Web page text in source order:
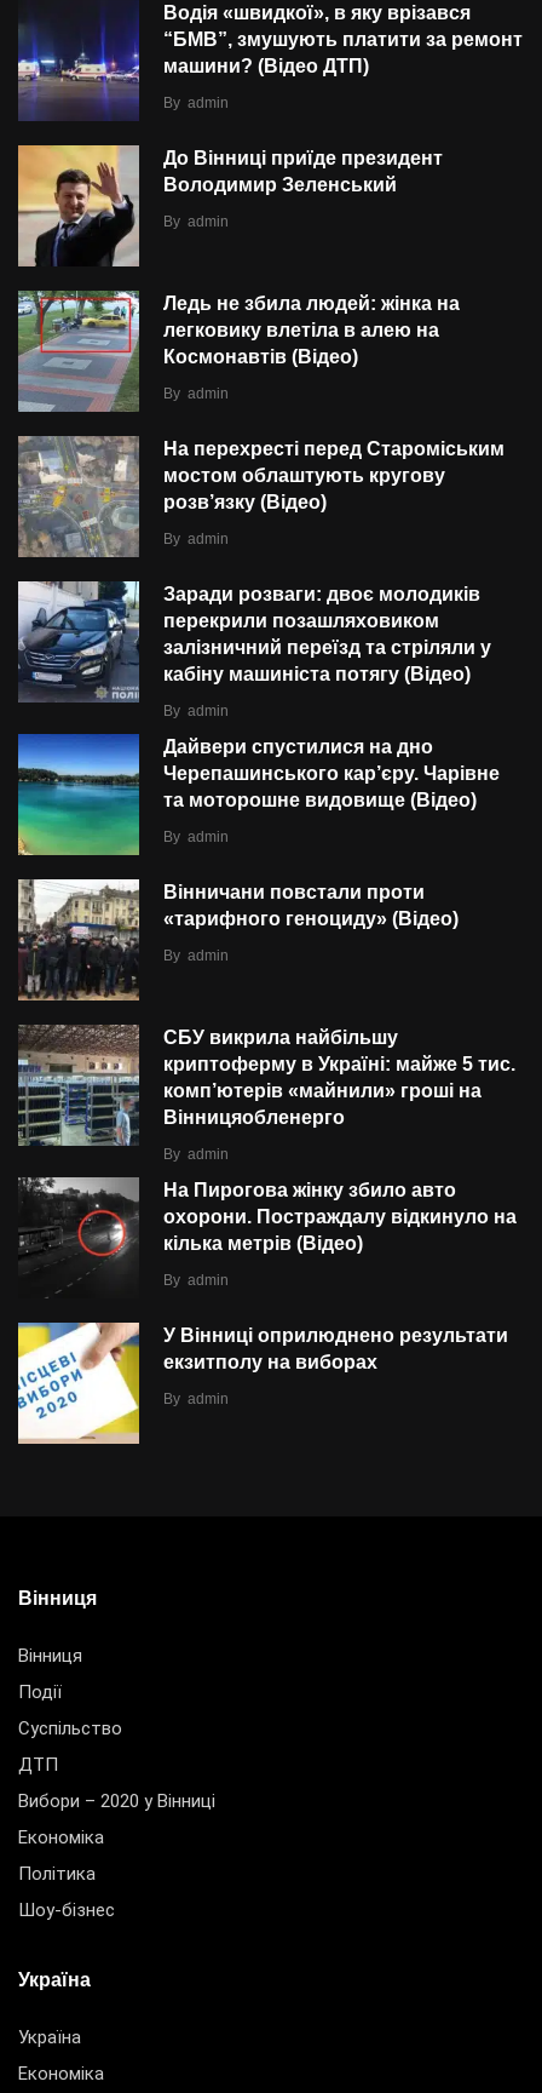
Водія «швидкої», в яку врізався
“БMВ”, змушують платити за ремонт
машини? (Відео ДТП)
By admin
До Вінниці приїде президент
Володимир Зеленський
By admin
Ледь не збила людей: жінка на
легковику влетіла в алею на
Космонавтів (Відео)
By admin
На перехресті перед Староміським
мостом облаштують кругову
розв’язку (Відео)
By admin
Заради розваги: двоє молодиків
перекрили позашляховиком
залізничний переїзд та стріляли у
кабіну машиніста потягу (Відео)
By admin
Дайвери спустилися на дно
Черепашинського кар’єру. Чарівне
та моторошне видовище (Відео)
By admin
Вінничани повстали проти
«тарифного геноциду» (Відео)
By admin
СБУ викрила найбільшу
криптоферму в Україні: майже 5 тис.
комп’ютерів «майнили» гроші на
Вінницяобленерго
By admin
На Пирогова жінку збило авто
охорони. Постраждалу відкинуло на
кілька метрів (Відео)
By admin
У Вінниці оприлюднено результати
екзитполу на виборах
By admin
Вінниця
Вінниця
Події
Суспільство
ДТП
Вибори – 2020 у Вінниці
Економіка
Політика
Шоу-бізнес
Україна
Україна
Економіка